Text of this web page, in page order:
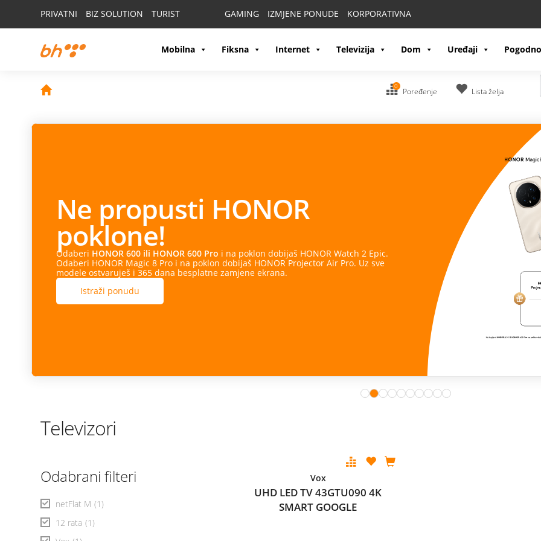
PRIVATNI BIZ SOLUTION TURIST GAMING IZMJENE PONUDE KORPORATIVNA
Mobilna Fiksna Internet Televizija Dom Uređaji
0
Poređenje Lista želja
Ne propusti HONOR
poklone!
Odaberi HONOR 600 ili HONOR 600 Pro i na poklon dobijaš HONOR Watch 2 Epic.
Odaberi HONOR Magic 8 Pro i na poklon dobijaš HONOR Projector Air Pro. Uz sve
modele ostvaruješ i 365 dana besplatne zamjene ekrana.
Istraži ponudu
Televizori
Odabrani filteri
netFlat M (1)
12 rata (1)
Vox
UHD LED TV 43GTU090 4K
SMART GOOGLE